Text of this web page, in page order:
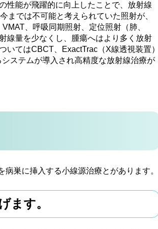
性能が飛躍的に向上したことで、放射線
までは不可能と考えられていた照射が、
、呼吸同期照射、定位照射（肺、
線量を少なくし、腫瘍へはより多く放射
てはCBCT、ExactTrac（X線透視装置）
ステムが導入され高精度な放射線治療が
巣に挿入する小線源治療とがあります。
ます。